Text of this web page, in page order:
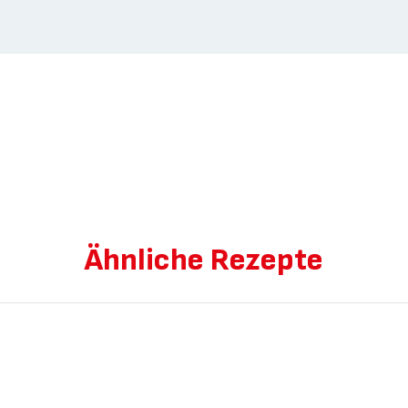
Ähnliche Rezepte